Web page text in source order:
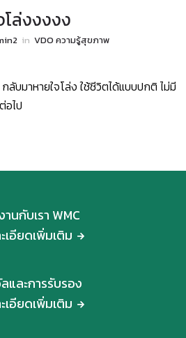
โล่งงงงง
in VDO ความรู้สุขภาพ
ลับมาหายใจโล่ง ใช้ชีวิตได้แบบปกติ ไม่มี
อไป
านกับเรา WMC
เอียดเพิ่มเติม
และการรับรอง
เอียดเพิ่มเติม